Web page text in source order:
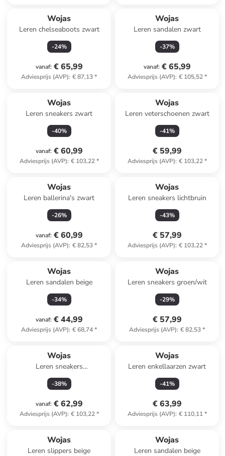
Wojas
Leren chelseaboots zwart
-24%
vanaf: € 65,99
Adviesprijs (AVP): € 87,13*
Wojas
Leren sandalen zwart
-37%
vanaf: € 65,99
Adviesprijs (AVP): € 105,52*
Wojas
Leren sneakers zwart
-40%
vanaf: € 60,99
Adviesprijs (AVP): € 103,22*
Wojas
Leren veterschoenen zwart
-41%
€ 59,99
Adviesprijs (AVP): € 103,22*
Wojas
Leren ballerina's zwart
-26%
vanaf: € 60,99
Adviesprijs (AVP): € 82,53*
Wojas
Leren sneakers lichtbruin
-43%
€ 57,99
Adviesprijs (AVP): € 103,22*
Wojas
Leren sandalen beige
-34%
vanaf: € 44,99
Adviesprijs (AVP): € 68,74*
Wojas
Leren sneakers groen/wit
-29%
€ 57,99
Adviesprijs (AVP): € 82,53*
Wojas
Leren sneakers
bruin/goudkleurig
-38%
vanaf: € 62,99
Adviesprijs (AVP): € 103,22*
Wojas
Leren enkellaarzen zwart
-41%
€ 63,99
Adviesprijs (AVP): € 110,11*
Wojas
Leren slippers beige
Wojas
Leren sandalen beige